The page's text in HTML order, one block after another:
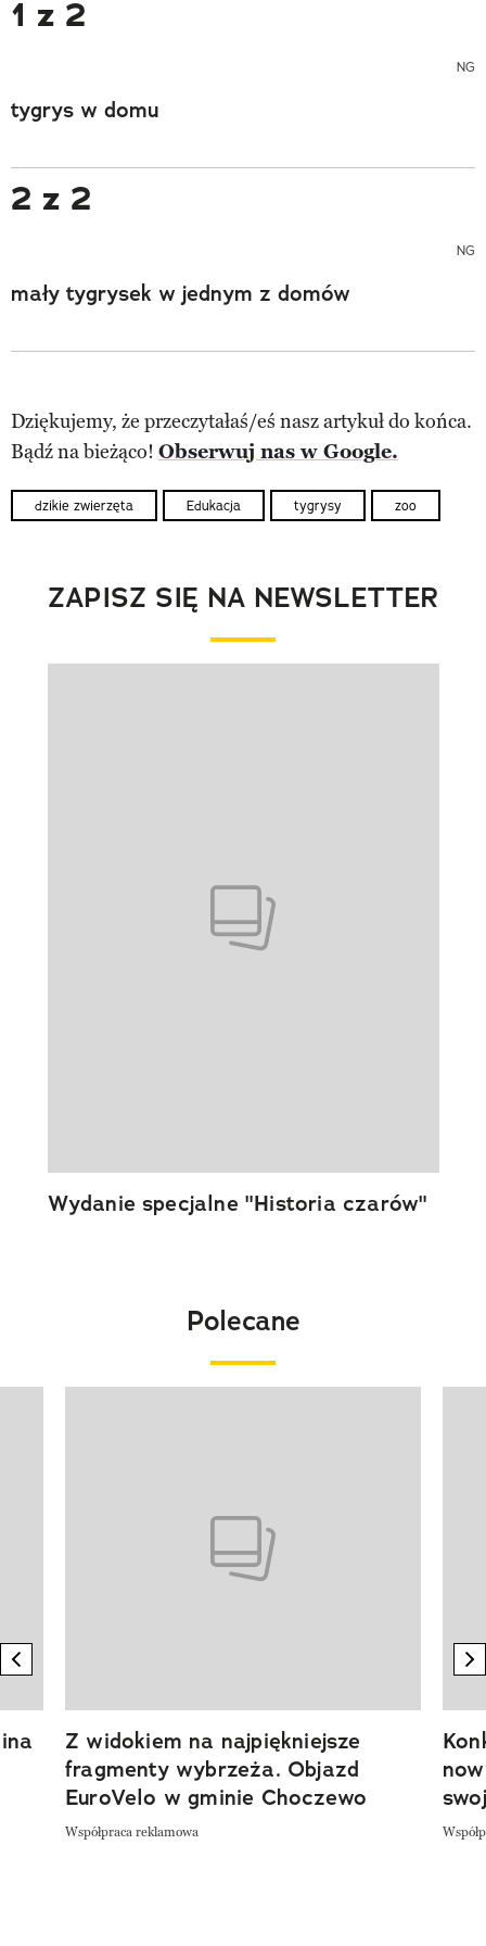
1 z 2
NG
tygrys w domu
2 z 2
NG
mały tygrysek w jednym z domów
Dziękujemy, że przeczytałaś/eś nasz artykuł do końca.
Bądź na bieżąco! Obserwuj nas w Google.
dzikie zwierzęta Edukacja tygrysy zoo
ZAPISZ SIĘ NA NEWSLETTER
Wydanie specjalne "Historia czarów"
Polecane
previous element
Z widokiem na najpiękniejsze
fragmenty wybrzeża. Objazd
EuroVelo w gminie Choczewo
Współpraca reklamowa